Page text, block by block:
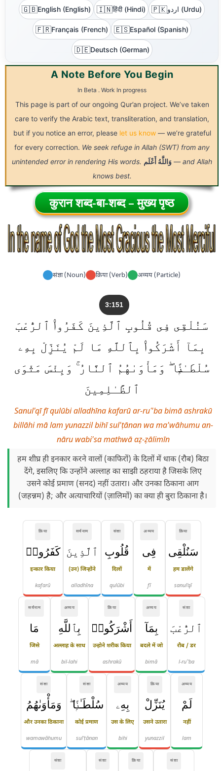
🇬🇧English (English) 🇮🇳हिंदी (Hindi) 🇵🇰 اردو (Urdu)
🇫🇷Français (French) 🇪🇸Español (Spanish)
🇩🇪Deutsch (German)
A Note Before You Begin
In Beta . Work In progress
This page is part of our ongoing Qur’an project. We’ve taken
care to verify the Arabic text, transliteration, and translation,
but if you notice an error, please let us know— we’re grateful
for every correction. We seek refuge in Allah (SWT) from any
unintended error in rendering His words.
وَاللَّهُ أَعْلَم
— and Allah
knows best.
कुरान शब्द-बा-शब्द – मुख्य पृष्ठ
संज्ञा (Noun) क्रिया (Verb) अव्यय (Particle)
3:151
سَنُلْقِى فِى قُلُوبِ ٱلَّذِينَ كَفَرُوا۟ ٱلرُّعْبَ
بِمَآ أَشْرَكُوا۟ بِٱللَّهِ مَا لَمْ يُنَزِّلْ بِهِۦ
سُلْطَـٰنًۭا ۖ وَمَأْوَىٰهُمُ ٱلنَّارُ ۚ وَبِئْسَ مَثْوَى
ٱلظَّـٰلِمِينَ
Sanul'qī fī qulūbi alladhīna kafarū ar-ruʿ'ba bimā ashrakū
billāhi mā lam yunazzil bihī sul'ṭānan wa ma'wāhumu an-
nāru wabi'sa mathwā aẓ-ẓālimīn
हम शीघ्र ही इनकार करने वालों (काफिरों) के दिलों में धाक (रौब) बिठा
देंगे, इसलिए कि उन्होंने अल्लाह का साझी ठहराया है जिसके लिए
उसने कोई प्रमाण (सनद) नहीं उतारा। और उनका ठिकाना आग
(जहन्नम) है; और अत्याचारियों (ज़ालिमों) का क्या ही बुरा ठिकाना है।
क्रिया
سَنُلْقِى
हम डालेंगे
sanul'qī
अव्यय
فِى
में
fī
संज्ञा
قُلُوبِ
दिलों
qulūbi
सर्वनाम
ٱلَّذِينَ
(उन) जिन्होंने
alladhīna
क्रिया
كَفَرُوا۟
इन्कार किया
kafarū
संज्ञा
ٱلرُّعْبَ
रौब / डर
l-ruʿ'ba
अव्यय
بِمَآ
बदले में जो
bimā
क्रिया
أَشْرَكُوا۟
उन्होने शरीक किया
ashrakū
अव्यय
بِٱللَّهِ
अल्लाह के साथ
bil-lahi
सर्वनाम
مَا
जिसे
mā
अव्यय
لَمْ
नहीं
lam
क्रिया
يُنَزِّلْ
उसने उतारा
yunazzil
अव्यय
بِهِۦ
उस के लिए
bihi
संज्ञा
سُلْطَـٰنًۭا ۖ
कोई प्रमाण
sul'ṭānan
संज्ञा
وَمَأْوَىٰهُمُ
और उनका ठिकाना
wamawāhumu
संज्ञा
क्रिया
संज्ञा
संज्ञा